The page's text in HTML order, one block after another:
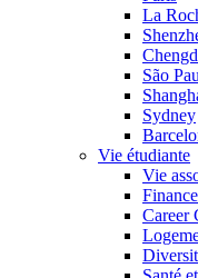
La
São
Sydney
Vie étudiante
Vie
Career